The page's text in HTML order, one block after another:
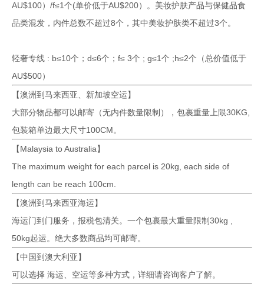
AU$100）/f≤1个(单价低于AU$200）。美妆护肤产品与保健品食
品类混发，内件总数不超过8个，其中美妆护肤类不超过3个。
轻奢专线 : b≤10个；d≤6个；f≤ 3个 ; g≤1个 ;h≤2个（总价值低于
AU$500）
【澳洲到马来西亚、新加坡空运】
大部分物品都可以邮寄（无内件数量限制），包裹重量上限30KG,
包装箱单边最大尺寸100CM。
【Malaysia to Australia】
The maximum weight for each parcel is 20kg, each side of
length can be reach 100cm.
【澳洲到马来西亚海运】
海运门到门服务，报税包清关。一个包裹最大重量限制30kg ,
50kg起运。绝大多数商品均可邮寄。
【中国到澳大利亚】
可以选择 海运、空运等多种方式，详细请咨询客户了解。